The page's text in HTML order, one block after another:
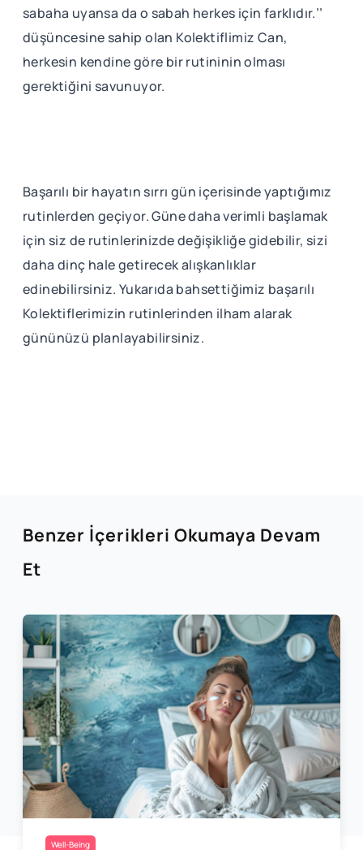
sabaha uyansa da o sabah herkes için farklıdır.’’
düşüncesine sahip olan Kolektiflimiz Can,
herkesin kendine göre bir rutininin olması
gerektiğini savunuyor.
Başarılı bir hayatın sırrı gün içerisinde yaptığımız
rutinlerden geçiyor. Güne daha verimli başlamak
için siz de rutinlerinizde değişikliğe gidebilir, sizi
daha dinç hale getirecek alışkanlıklar
edinebilirsiniz. Yukarıda bahsettiğimiz başarılı
Kolektiflerimizin rutinlerinden ilham alarak
gününüzü planlayabilirsiniz.
Benzer İçerikleri Okumaya Devam
Et
Well-Being